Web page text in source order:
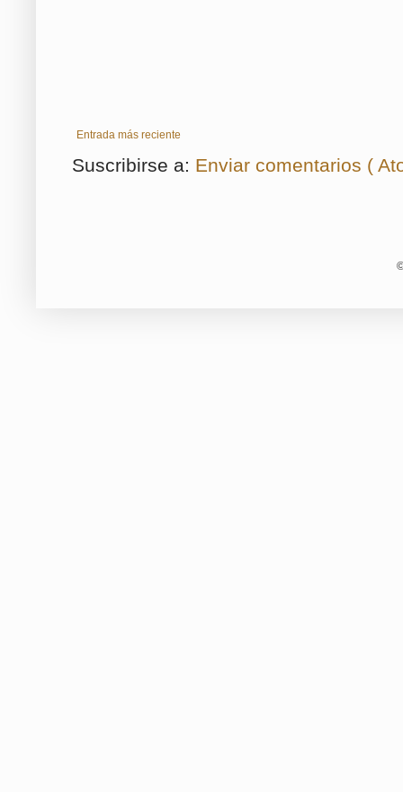
Entrada más reciente
Suscribirse a: Enviar comentarios (